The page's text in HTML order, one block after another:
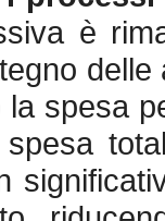
è
spesa